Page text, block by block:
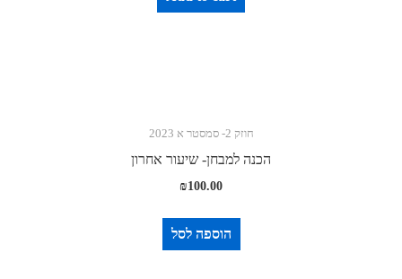
חוזק 2- סמסטר א 2023
הכנה למבחן- שיעור אחרון
₪100.00
הוספה לסל